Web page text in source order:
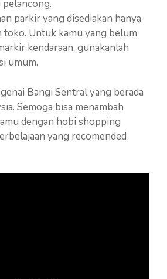
parkir yang disediakan hanya
toko. Untuk kamu yang belum
kendaraan, gunakanlah
umum.
Bangi Sentral yang berada
Semoga bisa menambah
dengan hobi shopping
yang recomended